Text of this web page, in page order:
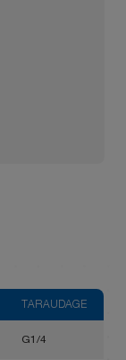
TARAUDAGE
G1/4